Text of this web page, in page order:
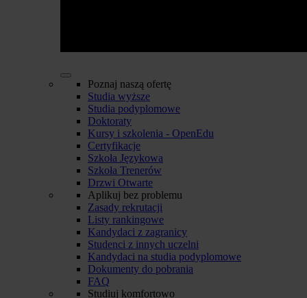
Poznaj naszą ofertę
Studia wyższe
Studia podyplomowe
Doktoraty
Kursy i szkolenia - OpenEdu
Certyfikacje
Szkoła Językowa
Szkoła Trenerów
Drzwi Otwarte
Aplikuj bez problemu
Zasady rekrutacji
Listy rankingowe
Kandydaci z zagranicy
Studenci z innych uczelni
Kandydaci na studia podyplomowe
Dokumenty do pobrania
FAQ
Studiuj komfortowo